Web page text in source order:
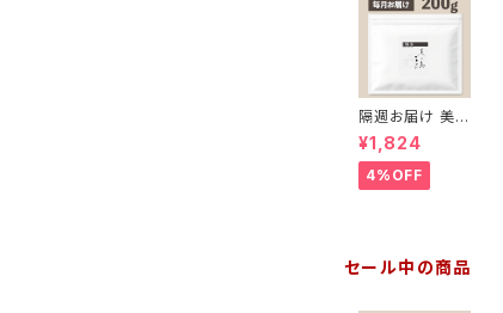
隔週お届け 美の
島ブレンド200g
【挽いた豆】
¥1,824
4%OFF
セール中の商品